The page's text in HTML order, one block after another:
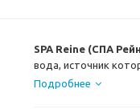
SPA Reine (СПА
вода, источник
живописных Арденн
Подробнее